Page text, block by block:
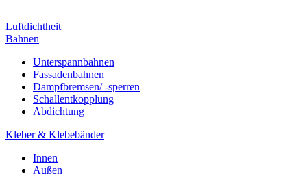
Luftdichtheit
Bahnen
Unterspannbahnen
Fassadenbahnen
Dampfbremsen/ -sperren
Schallentkopplung
Abdichtung
Kleber & Klebebänder
Innen
Außen